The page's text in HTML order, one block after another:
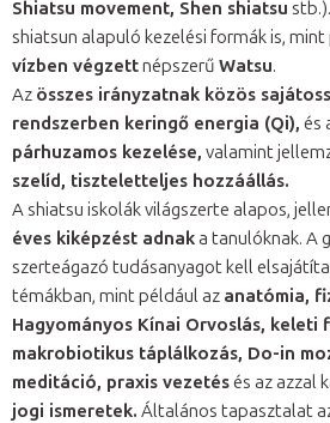
Shiatsu movement, Shen shiatsu
shiatsun alapuló kezelési formák is, mint
vízben végzettnépszerű Watsu.
Az összes irányzatnak közös
rendszerben keringő energia (Qi), és
párhuzamos kezelése, valamint
szelíd, tiszteletteljes hozzáállás.
A shiatsu iskolák világszerte alapos,
éves kiképzést adnaka tanulóknak. A
szerteágazó tudásanyagot kell
témákban, mint például az anatómia,
Hagyományos Kínai Orvoslás, keleti
makrobiotikus táplálkozás, Do-in
meditáció, praxis vezetésés az azzal
jogi ismeretek. Általános tapasztalat